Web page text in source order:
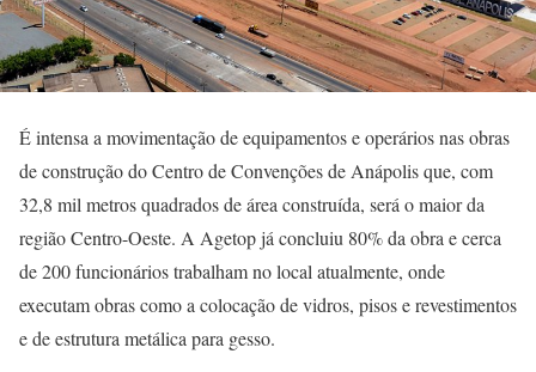
É intensa a movimentação de equipamentos e operários nas obras
de construção do Centro de Convenções de Anápolis que, com
32,8 mil metros quadrados de área construída, será o maior da
região Centro-Oeste. A Agetop já concluiu 80% da obra e cerca
de 200 funcionários trabalham no local atualmente, onde
executam obras como a colocação de vidros, pisos e revestimentos
e de estrutura metálica para gesso.